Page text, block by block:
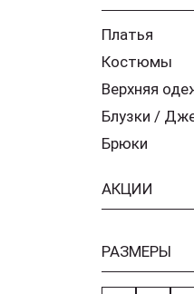
Платья
Костюмы
Верхняя
Блузки /
Брюки
АКЦИИ
РАЗМЕРЫ